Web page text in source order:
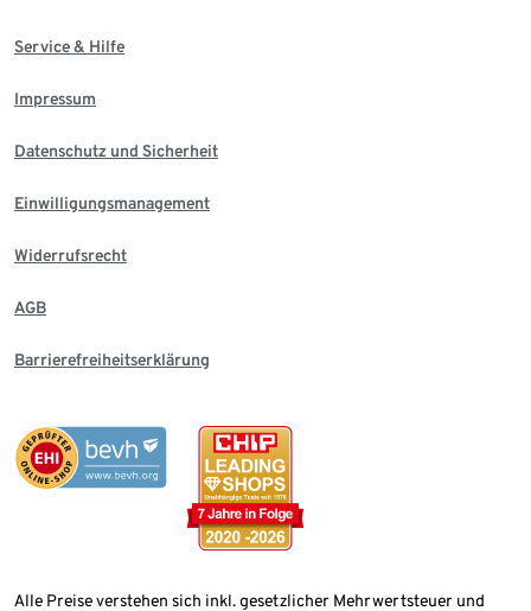
Service & Hilfe
Impressum
Datenschutz und Sicherheit
Einwilligungsmanagement
Widerrufsrecht
AGB
Barrierefreiheitserklärung
Alle Preise verstehen sich inkl. gesetzlicher Mehrwertsteuer und